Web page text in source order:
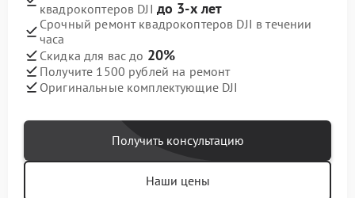
квадрокоптеров DJI до 3-х лет
Срочный ремонт квадрокоптеров DJI в течении
часа
Скидка для вас до 20%
Получите 1500 рублей на ремонт
Оригинальные комплектующие DJI
Получить консультацию
Наши цены